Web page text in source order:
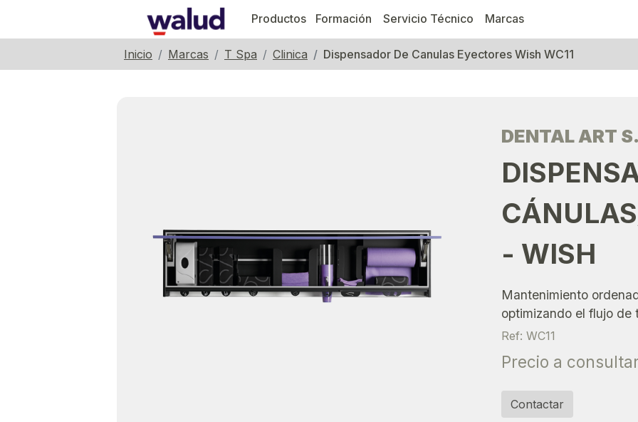
Productos Formación Servicio Técnico Marcas
Inicio Marcas T Spa Clinica Dispensador De Canulas Eyectores Wish WC11
DENTAL ART
- WISH
Mantenimiento
optimizando el flujo de
Ref: WC11
Precio a
Contactar